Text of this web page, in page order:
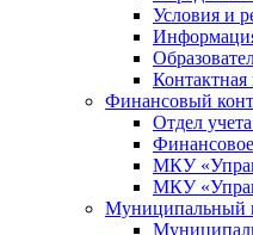
Условия и
Финансовый
Отдел
МКУ
МКУ
Муниципальный